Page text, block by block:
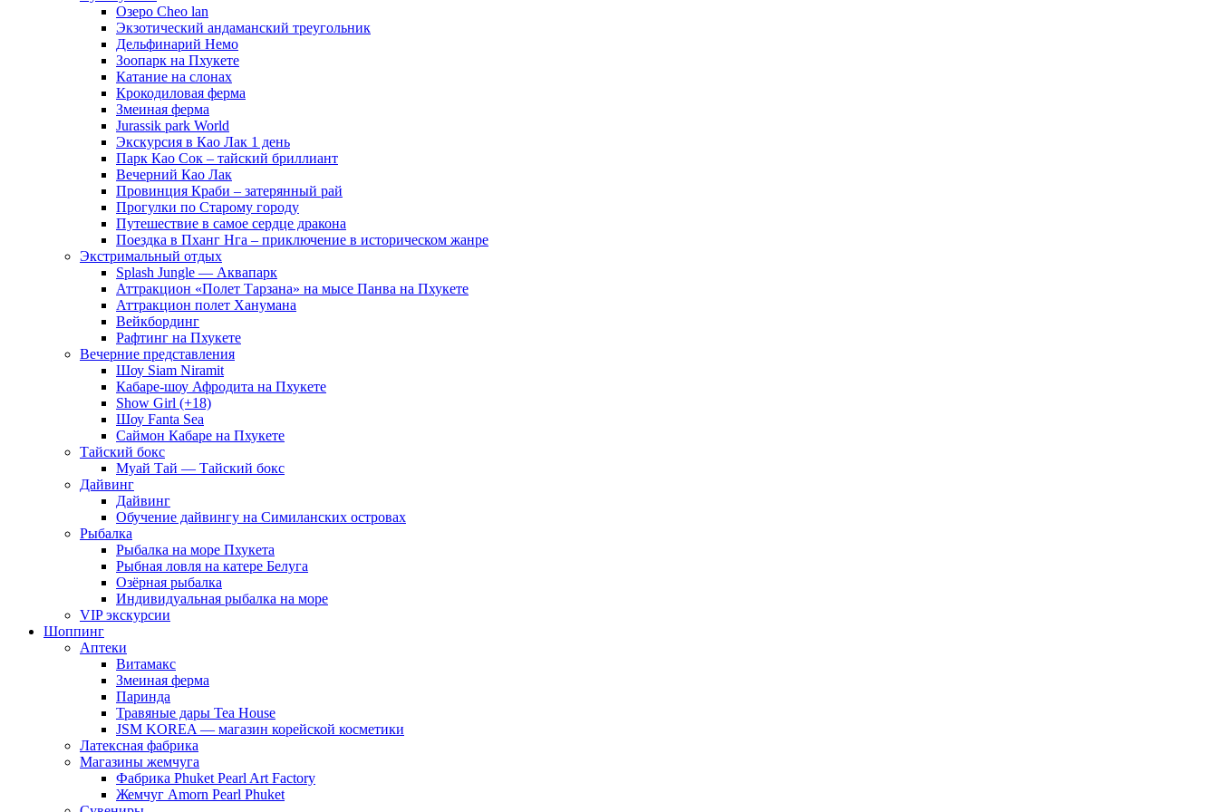
Озеро Cheo lan
Экзотический андаманский треугольник
Дельфинарий Немо
Зоопарк на Пхукете
Катание на слонах
Крокодиловая ферма
Змеиная ферма
Jurassik park World
Экскурсия в Као Лак 1 день
Парк Као Сок – тайский бриллиант
Вечерний Као Лак
Провинция Краби – затерянный рай
Прогулки по Старому городу
Путешествие в самое сердце дракона
Поездка в Пханг Нга – приключение в историческом жанре
Экстримальный отдых
Splash Jungle — Аквапарк
Аттракцион «Полет Тарзана» на мысе Панва на Пхукете
Аттракцион полет Ханумана
Вейкбординг
Рафтинг на Пхукете
Вечерние представления
Шоу Siam Niramit
Кабаре-шоу Афродита на Пхукете
Show Girl (+18)
Шоу Fanta Sea
Саймон Кабаре на Пхукете
Тайский бокс
Муай Тай — Тайский бокс
Дайвинг
Дайвинг
Обучение дайвингу на Симиланских островах
Рыбалка
Рыбалка на море Пхукета
Рыбная ловля на катере Белуга
Озёрная рыбалка
Индивидуальная рыбалка на море
VIP экскурсии
Шоппинг
Аптеки
Витамакс
Змеиная ферма
Паринда
Травяные дары Tea House
JSM KOREA — магазин корейской косметики
Латексная фабрика
Магазины жемчуга
Фабрика Phuket Pearl Art Factory
Жемчуг Amorn Pearl Phuket